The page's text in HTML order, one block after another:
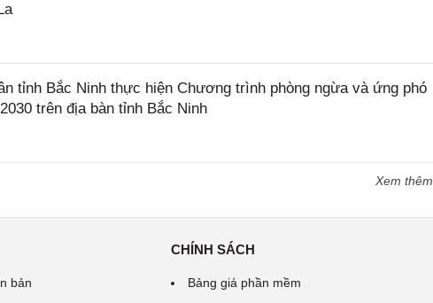
tỉnh Bắc Ninh thực hiện Chương trình phòng ngừa và ứng phó
trên địa bàn tỉnh Bắc Ninh
Xem thêm
bản
CHÍNH SÁCH
Bảng giá phần mềm